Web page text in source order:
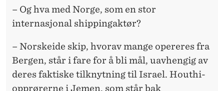
– Og hva med Norge, som en stor
internasjonal shippingaktør?
– Norskeide skip, hvorav mange opereres fra
Bergen, står i fare for å bli mål, uavhengig av
deres faktiske tilknytning til Israel. Houthi-
opprørerne i Jemen, som står bak